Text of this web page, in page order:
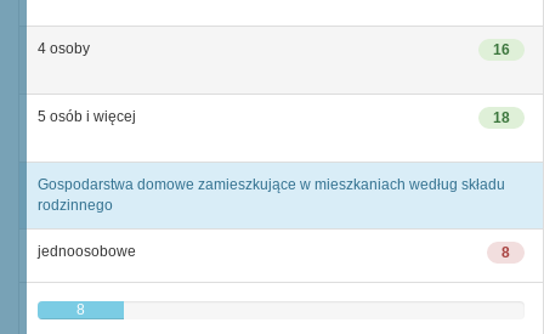
16
4 osoby
18
5 osób i więcej
Gospodarstwa domowe zamieszkujące w mieszkaniach według składu
rodzinnego
8
jednoosobowe
8